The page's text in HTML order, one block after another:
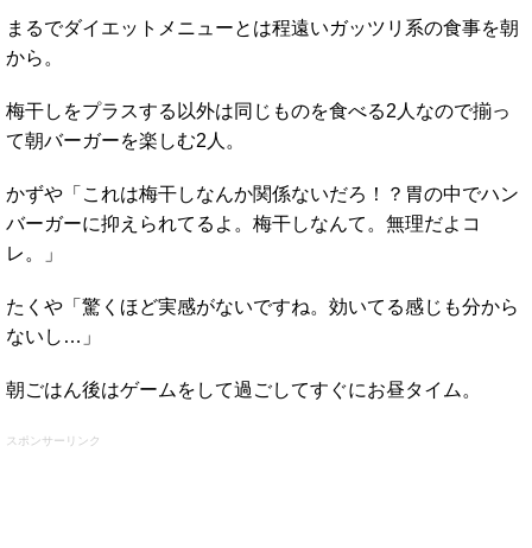
まるでダイエットメニューとは程遠いガッツリ系の食事を朝
から。
梅干しをプラスする以外は同じものを食べる2人なので揃っ
て朝バーガーを楽しむ2人。
かずや「これは梅干しなんか関係ないだろ！？胃の中でハン
バーガーに抑えられてるよ。梅干しなんて。無理だよコ
レ。」
たくや「驚くほど実感がないですね。効いてる感じも分から
ないし…」
朝ごはん後はゲームをして過ごしてすぐにお昼タイム。
スポンサーリンク